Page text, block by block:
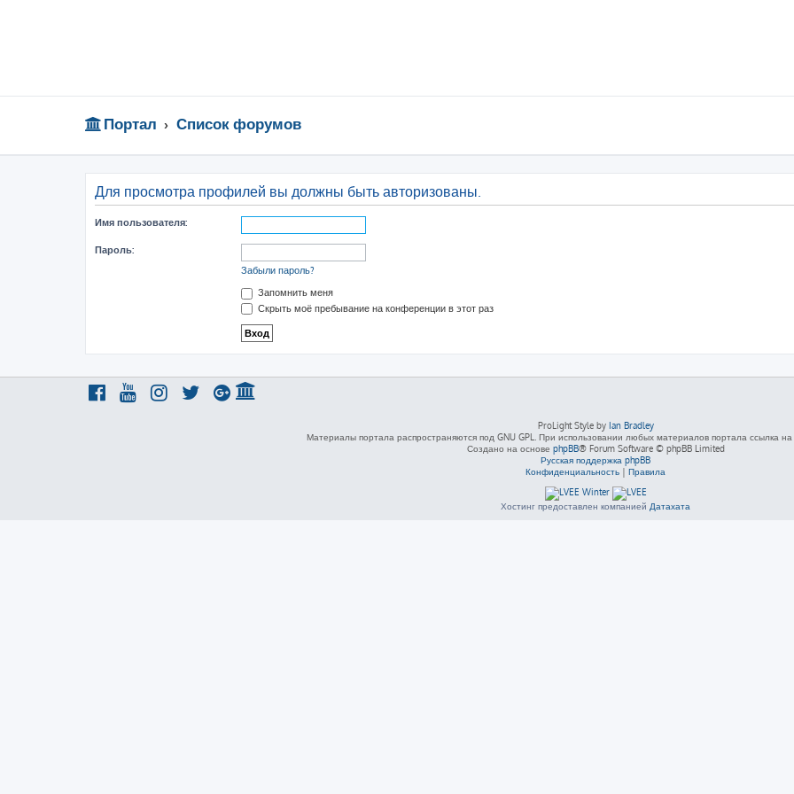
Портал Список форумов
Для просмотра профилей вы должны быть авторизованы.
Имя пользователя:
Пароль:
Забыли пароль?
Запомнить меня
Скрыть моё пребывание на конференции в этот раз
ProLight Style by Ian Bradley
Материалы портала распространяются под GNU GPL. При использовании любых материалов портала ссылка на
Создано на основе phpBB® Forum Software © phpBB Limited
Русская поддержка phpBB
Конфиденциальность | Правила
Хостинг предоставлен компанией Датахата